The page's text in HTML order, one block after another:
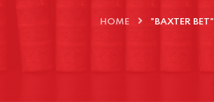
HOME "BAXTER BET"